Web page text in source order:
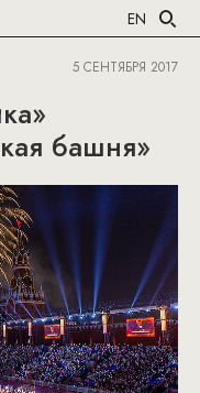
EN
5 СЕНТЯБРЯ 2017
башня»